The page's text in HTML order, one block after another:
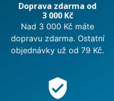
Doprava zdarma od
3 000 Kč
Nad 3 000 Kč máte
dopravu zdarma. Ostatní
objednávky už od 79 Kč.
verified_user